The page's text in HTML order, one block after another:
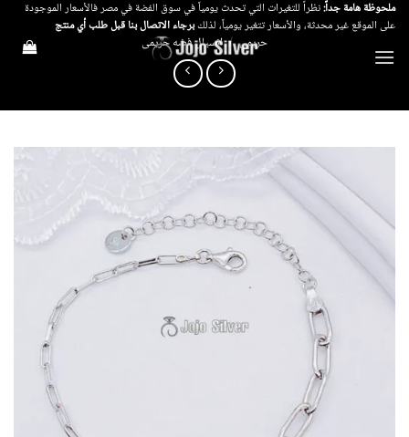
تخطي
للمحتوى
ملحوظة هامة جداً:نظراً للتغيرات التي تحدث يومياً في سوق الفضة في مصر فالأسعار الموجودة
على الموقع غير محدثة، والأسعار تتغير يومياً، لذلكبرجاء الاتصال بنا قبل طلب أي منتج
حريمي / انسيال فضه حريمى